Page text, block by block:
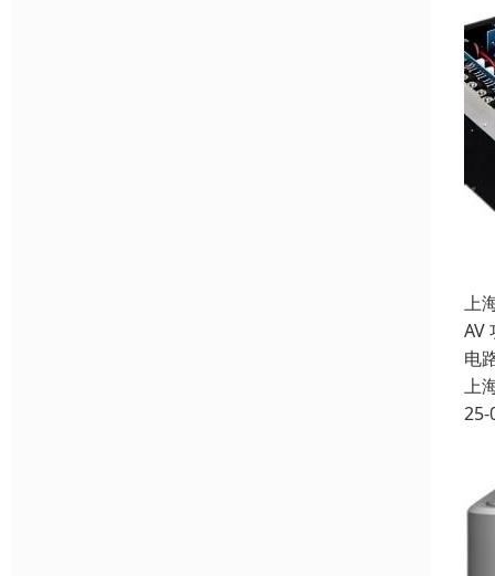
上
AV
电
上
25-